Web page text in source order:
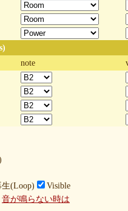
note
(Loop)
Visible
音が鳴らない時は